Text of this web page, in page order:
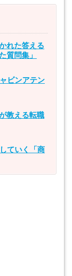
れた答える
質問集」
ビンアテン
教える転職
ていく「商